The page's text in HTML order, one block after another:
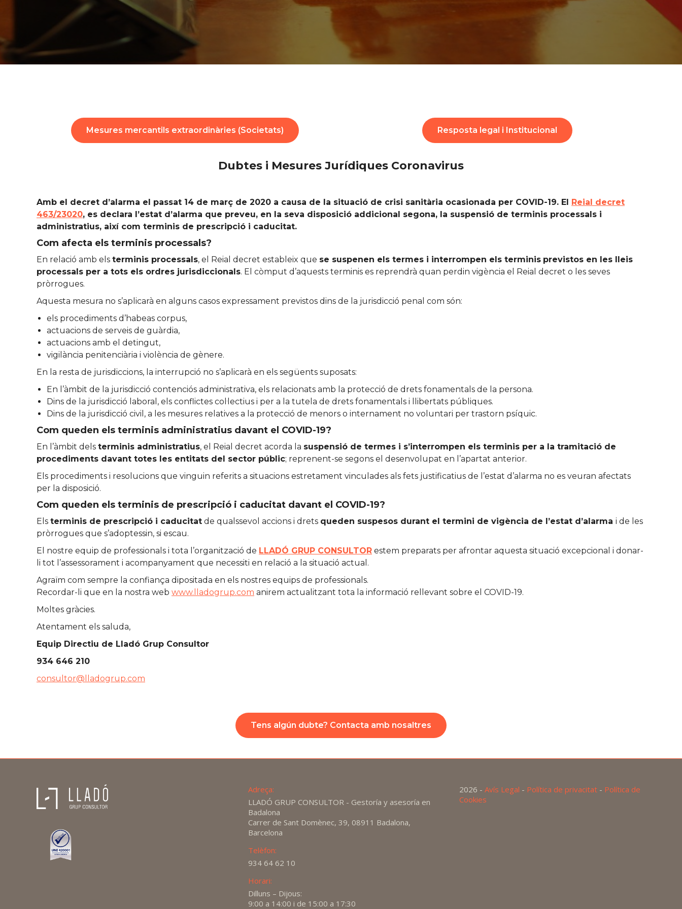
Mesures mercantils extraordinàries (Societats) Resposta legal i Institucional
Dubtes i Mesures Jurídiques Coronavirus
Amb el decret d’alarma el passat 14 de març de 2020 a causa de la situació de crisi sanitària ocasionada per COVID-19. El Reial decret
463/23020, es declara l’estat d’alarma que preveu, en la seva disposició addicional segona, la suspensió de terminis processals i
administratius, així com terminis de prescripció i caducitat.
Com afecta els terminis processals?
En relació amb els terminis processals, el Reial decret estableix que se suspenen els termes i interrompen els terminis previstos en les lleis
processals per a tots els ordres jurisdiccionals. El còmput d’aquests terminis es reprendrà quan perdin vigència el Reial decret o les seves
pròrrogues.
Aquesta mesura no s’aplicarà en alguns casos expressament previstos dins de la jurisdicció penal com són:
els procediments d’habeas corpus,
actuacions de serveis de guàrdia,
actuacions amb el detingut,
vigilància penitenciària i violència de gènere.
En la resta de jurisdiccions, la interrupció no s’aplicarà en els següents suposats:
En l’àmbit de la jurisdicció contenciós administrativa, els relacionats amb la protecció de drets fonamentals de la persona.
Dins de la jurisdicció laboral, els conflictes col·lectius i per a la tutela de drets fonamentals i llibertats públiques.
Dins de la jurisdicció civil, a les mesures relatives a la protecció de menors o internament no voluntari per trastorn psíquic.
Com queden els terminis administratius davant el COVID-19?
En l’àmbit dels terminis administratius, el Reial decret acorda la suspensió de termes i s’interrompen els terminis per a la tramitació de
procediments davant totes les entitats del sector públic; reprenent-se segons el desenvolupat en l’apartat anterior.
Els procediments i resolucions que vinguin referits a situacions estretament vinculades als fets justificatius de l’estat d’alarma no es veuran afectats
per la disposició.
Com queden els terminis de prescripció i caducitat davant el COVID-19?
Els terminis de prescripció i caducitat de qualssevol accions i drets queden suspesos durant el termini de vigència de l’estat d’alarma i de les
pròrrogues que s’adoptessin, si escau.
El nostre equip de professionals i tota l’organització de LLADÓ GRUP CONSULTOR estem preparats per afrontar aquesta situació excepcional i donar-
li tot l’assessorament i acompanyament que necessiti en relació a la situació actual.
Agraïm com sempre la confiança dipositada en els nostres equips de professionals.
Recordar-li que en la nostra web www.lladogrup.com anirem actualitzant tota la informació rellevant sobre el COVID-19.
Moltes gràcies.
Atentament els saluda,
Equip Directiu de Lladó Grup Consultor
934 646 210
consultor@lladogrup.com
Tens algún dubte? Contacta amb nosaltres
Adreça:
LLADÓ GRUP CONSULTOR - Gestoría y asesoría en
Badalona
Carrer de Sant Domènec, 39, 08911 Badalona,
Barcelona
Telèfon:
934 64 62 10
Horari:
Dilluns – Dijous:
9:00 a 14:00 i de 15:00 a 17:30
2026 -Avís Legal - Política de privacitat - Política de
Cookies